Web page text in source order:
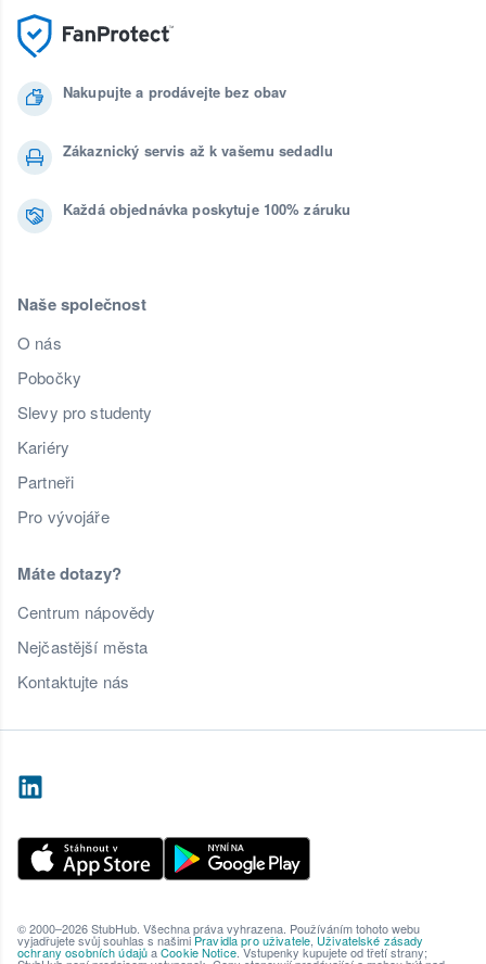
Nakupujte a prodávejte bez obav
Zákaznický servis až k vašemu sedadlu
Každá objednávka poskytuje 100% záruku
Naše společnost
O nás
Pobočky
Slevy pro studenty
Kariéry
Partneři
Pro vývojáře
Máte dotazy?
Centrum nápovědy
Nejčastější města
Kontaktujte nás
© 2000–2026 StubHub. Všechna práva vyhrazena. Používáním tohoto webu
vyjadřujete svůj souhlas s našimiPravidla pro uživatele, Uživatelské zásady
ochrany osobních údajůaCookie Notice. Vstupenky kupujete od třetí strany;